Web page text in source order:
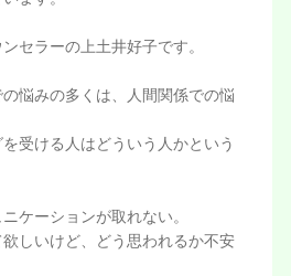
セラーの上土井好子です。
悩みの多くは、人間関係での悩
受ける人はどういう人かという
ケーションが取れない。
しいけど、どう思われるか不安